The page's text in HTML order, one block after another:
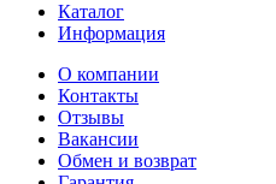
Каталог
Информация
О компании
Контакты
Отзывы
Вакансии
Обмен и возврат